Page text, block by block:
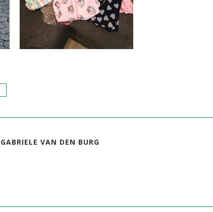
GABRIELE VAN DEN BURG